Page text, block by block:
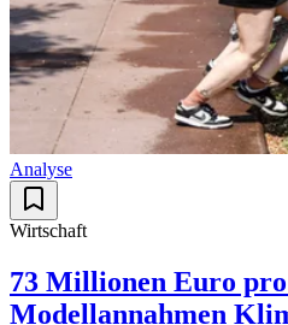
Analyse
Wirtschaft
73 Millionen Euro
Modellannahmen